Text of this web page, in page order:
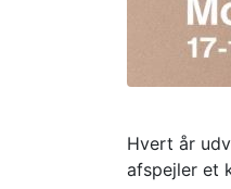
Hvert år
afspejler et